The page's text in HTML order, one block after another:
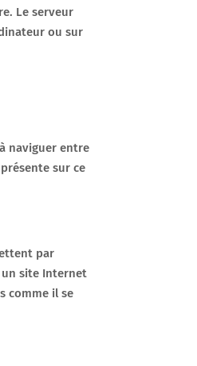
Le serveur
ou sur
naviguer entre
sur ce
par
un site Internet
comme il se